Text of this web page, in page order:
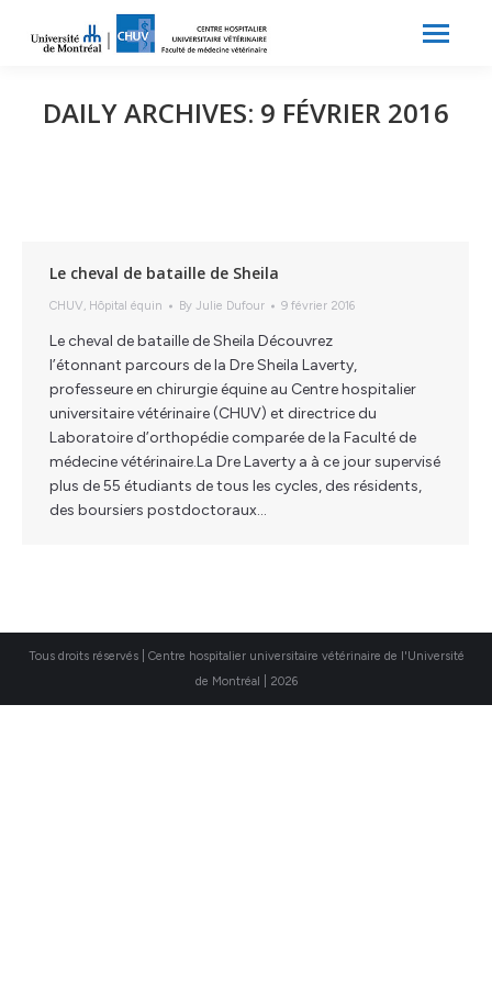
DAILY ARCHIVES: 9 FÉVRIER 2016
Le cheval de bataille de Sheila
CHUV, Hôpital équin By Julie Dufour 9 février 2016
Le cheval de bataille de Sheila Découvrez
l’étonnant parcours de la Dre Sheila Laverty,
professeure en chirurgie équine au Centre hospitalier
universitaire vétérinaire (CHUV) et directrice du
Laboratoire d’orthopédie comparée de la Faculté de
médecine vétérinaire.La Dre Laverty a à ce jour supervisé
plus de 55 étudiants de tous les cycles, des résidents,
des boursiers postdoctoraux…
Tous droits réservés | Centre hospitalier universitaire vétérinaire de l'Université
de Montréal | 2026